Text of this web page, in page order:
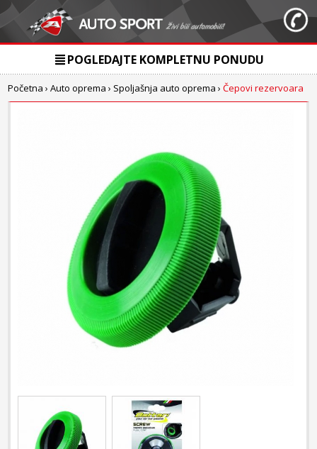
POGLEDAJTE KOMPLETNU PONUDU
Početna ›Auto oprema › Spoljašnja auto oprema ›Čepovi rezervoara